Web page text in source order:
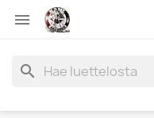

search